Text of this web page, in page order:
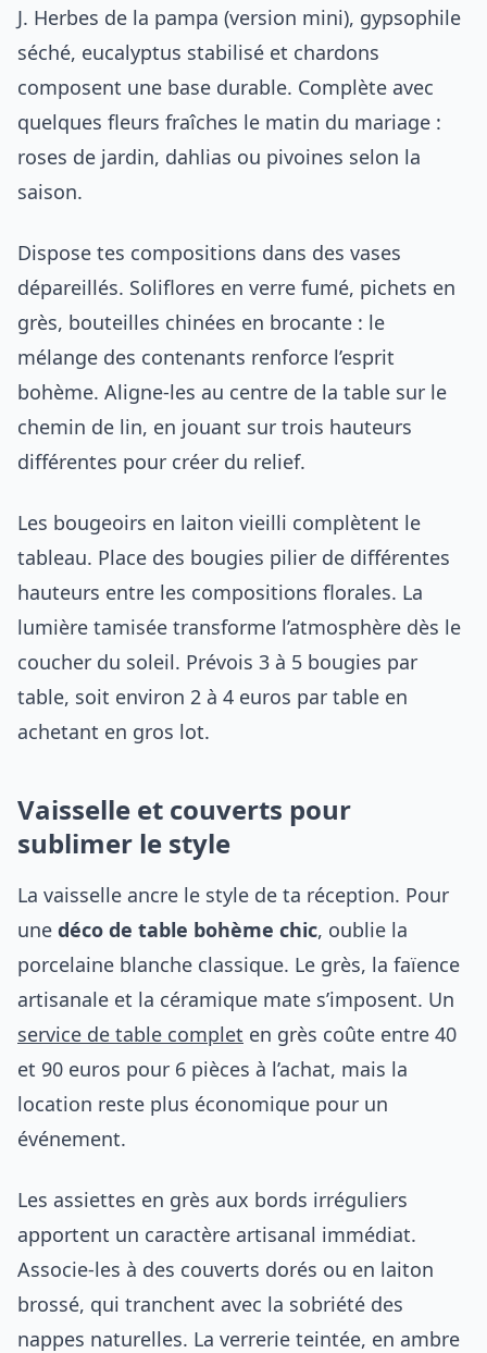
J. Herbes de la pampa (version mini), gypsophile
séché, eucalyptus stabilisé et chardons
composent une base durable. Complète avec
quelques fleurs fraîches le matin du mariage :
roses de jardin, dahlias ou pivoines selon la
saison.
Dispose tes compositions dans des vases
dépareillés. Soliflores en verre fumé, pichets en
grès, bouteilles chinées en brocante : le
mélange des contenants renforce l’esprit
bohème. Aligne-les au centre de la table sur le
chemin de lin, en jouant sur trois hauteurs
différentes pour créer du relief.
Les bougeoirs en laiton vieilli complètent le
tableau. Place des bougies pilier de différentes
hauteurs entre les compositions florales. La
lumière tamisée transforme l’atmosphère dès le
coucher du soleil. Prévois 3 à 5 bougies par
table, soit environ 2 à 4 euros par table en
achetant en gros lot.
Vaisselle et couverts pour
sublimer le style
La vaisselle ancre le style de ta réception. Pour
une déco de table bohème chic, oublie la
porcelaine blanche classique. Le grès, la faïence
artisanale et la céramique mate s’imposent. Un
service de table complet en grès coûte entre 40
et 90 euros pour 6 pièces à l’achat, mais la
location reste plus économique pour un
événement.
Les assiettes en grès aux bords irréguliers
apportent un caractère artisanal immédiat.
Associe-les à des couverts dorés ou en laiton
brossé, qui tranchent avec la sobriété des
nappes naturelles. La verrerie teintée, en ambre